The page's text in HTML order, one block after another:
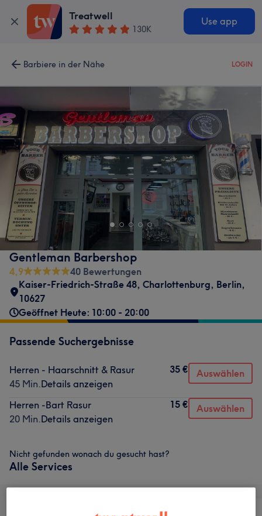
Treatwell
130K
Use app
Barbiere in der Nähe LOGIN
Gentleman Barbershop
4,9
40 Bewertungen
Kaiser-Friedrich-Straße 48, Charlottenburg, Berlin,
10627
Geöffnet Heute: 10:00 - 20:00
Passende Suchergebnisse
Herren - Haarschnitt & Rasur
45 Min.Details anzeigen
35 € Auswählen
Herren -Bart Rasur
20 Min.Details anzeigen
15 € Auswählen
Nicht gefunden wonach du gesucht hast?
Alle Services